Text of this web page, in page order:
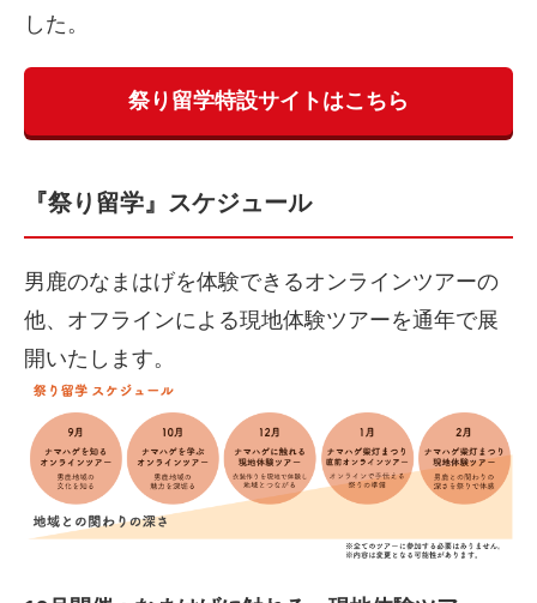
した。
祭り留学特設サイトはこちら
『祭り留学』スケジュール
男鹿のなまはげを体験できるオンラインツアーの
他、オフラインによる現地体験ツアーを通年で展
開いたします。